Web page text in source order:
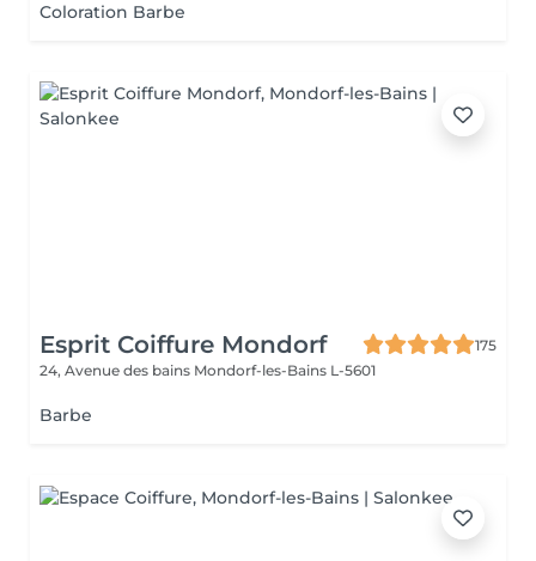
Coloration Barbe
Esprit Coiffure Mondorf
175
24, Avenue des bains Mondorf-les-Bains L-5601
Barbe